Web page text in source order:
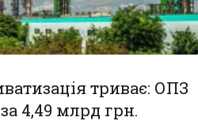
триває: ОПЗ
4,49 млрд грн.